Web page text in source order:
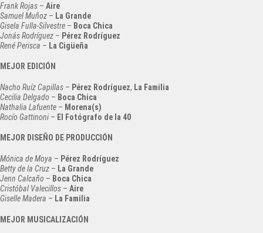
Frank Rojas – Aire
Samuel Muñoz – La Grande
Gisela Fulla-Silvestre – Boca Chica
Jonás Rodríguez – Pérez Rodríguez
René Perisca – La Cigüeña
MEJOR EDICIÓN
Nacho Ruíz Capillas – Pérez Rodríguez, La Familia
Cecilia Delgado – Boca Chica
Nathalia Lafuente – Morena(s)
Rocío Gattinoni – El Fotógrafo de la 40
MEJOR DISEÑO DE PRODUCCIÓN
Mónica de Moya – Pérez Rodríguez
Betty de la Cruz – La Grande
Jenn Calcaño – Boca Chica
Cristóbal Valecillos – Aire
Giselle Madera – La Familia
MEJOR MUSICALIZACIÓN